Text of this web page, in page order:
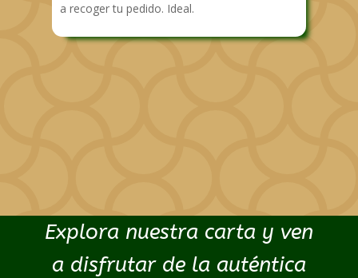
a recoger tu pedido. Ideal.
Explora nuestra carta y ven
a disfrutar de la auténtica